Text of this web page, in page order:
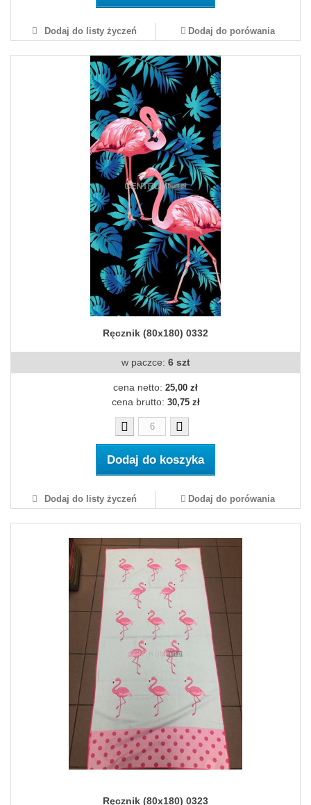
Dodaj do listy życzeń Dodaj do porówania
Ręcznik (80x180) 0332
w paczce: 6 szt
cena netto: 25,00 zł
cena brutto: 30,75 zł
Dodaj do koszyka
Dodaj do listy życzeń Dodaj do porówania
Ręcznik (80x180) 0323